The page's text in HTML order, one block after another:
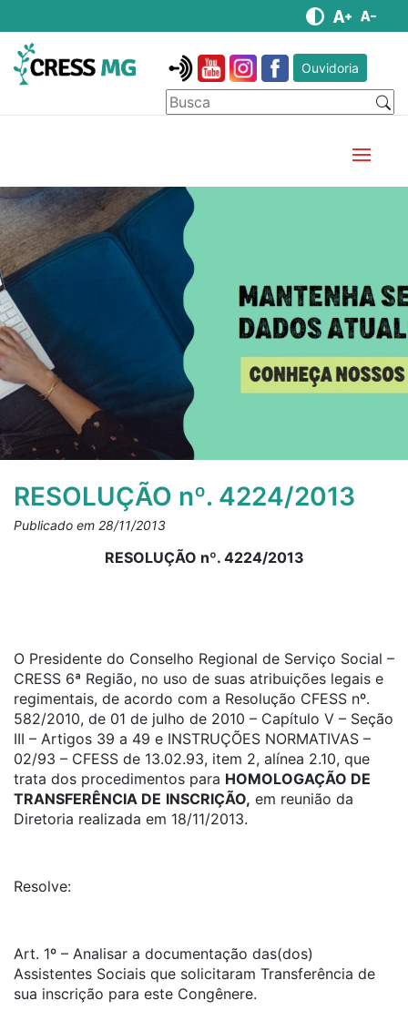
Ouvidoria
RESOLUÇÃO nº. 4224/2013
Publicado em 28/11/2013
RESOLUÇÃO nº. 4224/2013
O Presidente do Conselho Regional de Serviço Social –
CRESS 6ª Região, no uso de suas atribuições legais e
regimentais, de acordo com a Resolução CFESS nº.
582/2010, de 01 de julho de 2010 – Capítulo V – Seção
III – Artigos 39 a 49 e INSTRUÇÕES NORMATIVAS –
02/93 – CFESS de 13.02.93, item 2, alínea 2.10, que
trata dos procedimentos para HOMOLOGAÇÃO DE
TRANSFERÊNCIA DE INSCRIÇÃO, em reunião da
Diretoria realizada em 18/11/2013.
Resolve:
Art. 1º – Analisar a documentação das(dos)
Assistentes Sociais que solicitaram Transferência de
sua inscrição para este Congênere.